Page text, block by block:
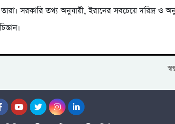
সরকারি তথ্য অনুযায়ী, ইরানের সবচেয়ে দরিদ্র ও